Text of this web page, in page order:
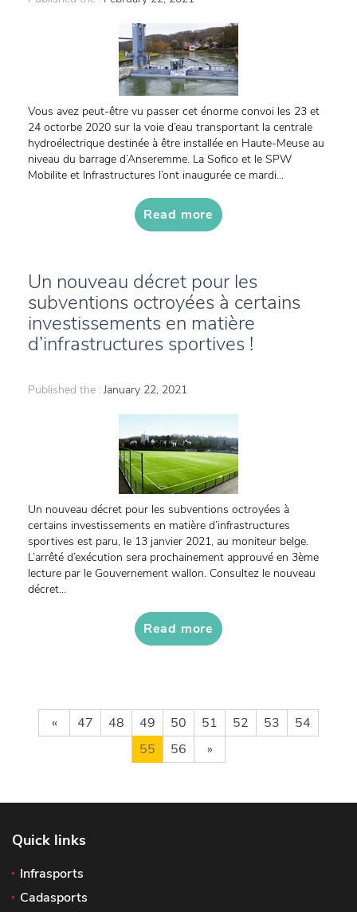
Vous avez peut-être vu passer cet énorme convoi les 23 et
24 octorbe 2020 sur la voie d’eau transportant la centrale
hydroélectrique destinée à être installée en Haute-Meuse au
niveau du barrage d’Anseremme. La Sofico et le SPW
Mobilite et Infrastructures l’ont inaugurée ce mardi...
Read more
Un nouveau décret pour les
subventions octroyées à certains
investissements en matière
d’infrastructures sportives !
Published the : January 22, 2021
Un nouveau décret pour les subventions octroyées à
certains investissements en matière d’infrastructures
sportives est paru, le 13 janvier 2021, au moniteur belge.
L’arrêté d’exécution sera prochainement approuvé en 3ème
lecture par le Gouvernement wallon. Consultez le nouveau
décret...
Read more
« 47 48 49 50 51 52 53
54
55
56 »
Quick links
Infrasports
Cadasports